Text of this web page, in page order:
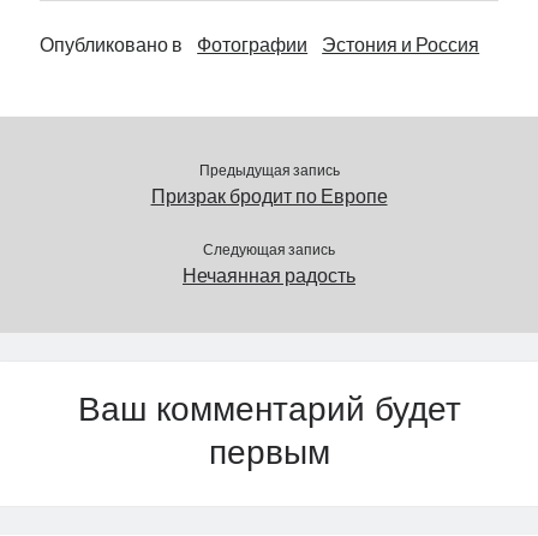
разных уровнях – от
депутата
(Л.Рандъярв) –
Опубликовано в Фотографии Эстония и Россия
Предыдущая запись
Призрак бродит по Европе
Следующая запись
Нечаянная радость
Ваш комментарий будет
первым